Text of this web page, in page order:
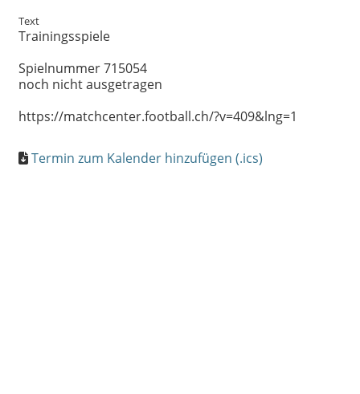
Text
Trainingsspiele
Spielnummer 715054
noch nicht ausgetragen
https://matchcenter.football.ch/?v=409&lng=1
Termin zum Kalender hinzufügen (.ics)